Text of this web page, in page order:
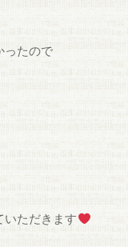
ったので
いただきます